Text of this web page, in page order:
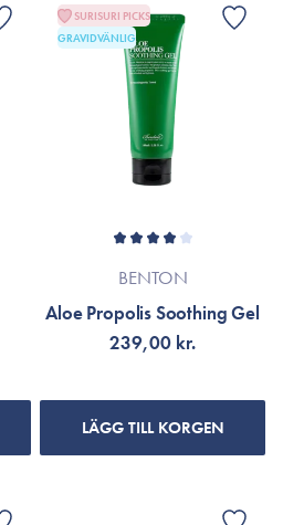
SURISURI PICKS
GRAVIDVÄNLIG
BENTON
Aloe Propolis Soothing Gel
239,00 kr.
LÄGG TILL KORGEN